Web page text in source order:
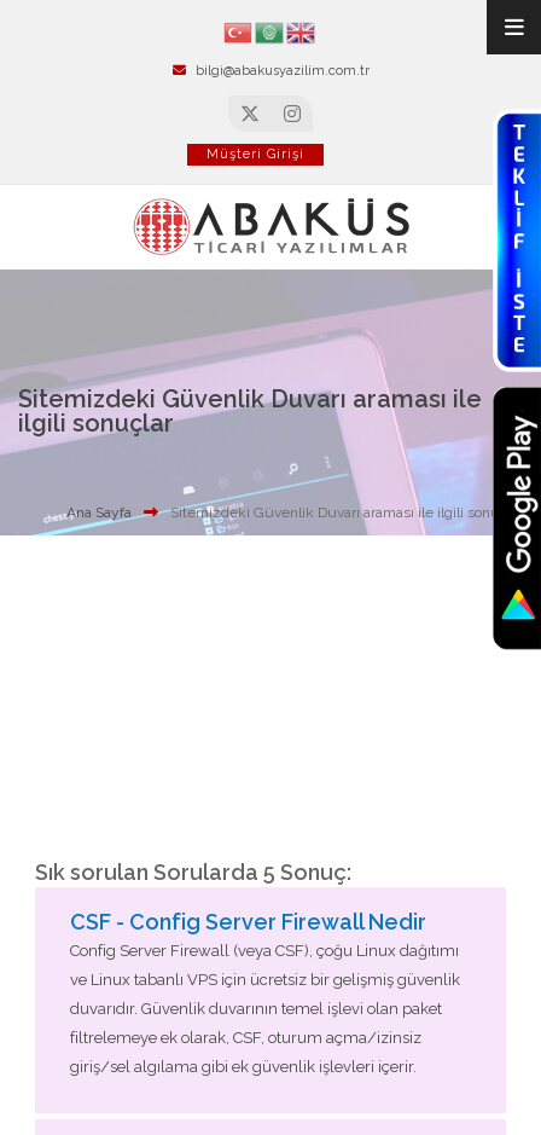
bilgi@abakusyazilim.com.tr
Müşteri Girişi
Sitemizdeki Güvenlik Duvarı araması ile
ilgili sonuçlar
Ana Sayfa Sitemizdeki Güvenlik Duvarı araması ile ilgili sonuçlar
Sık sorulan Sorularda 5 Sonuç:
CSF - Config Server Firewall Nedir
Config Server Firewall (veya CSF), çoğu Linux dağıtımı
ve Linux tabanlı VPS için ücretsiz bir gelişmiş güvenlik
duvarıdır. Güvenlik duvarının temel işlevi olan paket
filtrelemeye ek olarak, CSF, oturum açma/izinsiz
giriş/sel algılama gibi ek güvenlik işlevleri içerir.